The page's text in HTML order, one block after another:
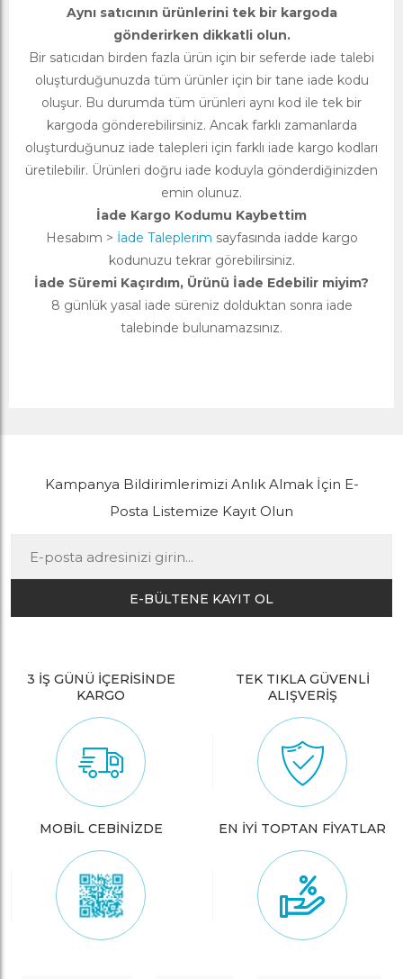
Aynı satıcının ürünlerini tek bir kargoda
gönderirken dikkatli olun.
Bir satıcıdan birden fazla ürün için bir seferde iade talebi
oluşturduğunuzda tüm ürünler için bir tane iade kodu
oluşur. Bu durumda tüm ürünleri aynı kod ile tek bir
kargoda gönderebilirsiniz. Ancak farklı zamanlarda
oluşturduğunuz iade talepleri için farklı iade kargo kodları
üretilebilir. Ürünleri doğru iade koduyla gönderdiğinizden
emin olunuz.
İade Kargo Kodumu Kaybettim
Hesabım > İade Taleplerim sayfasında iadde kargo
kodunuzu tekrar görebilirsiniz.
İade Süremi Kaçırdım, Ürünü İade Edebilir miyim?
8 günlük yasal iade süreniz dolduktan sonra iade
talebinde bulunamazsınız.
Kampanya Bildirimlerimizi Anlık Almak İçin E-
Posta Listemize Kayıt Olun
E-BÜLTENE KAYIT OL
3 İŞ GÜNÜ İÇERİSİNDE
KARGO
TEK TIKLA GÜVENLİ
ALIŞVERİŞ
MOBİL CEBİNİZDE EN İYİ TOPTAN FİYATLAR